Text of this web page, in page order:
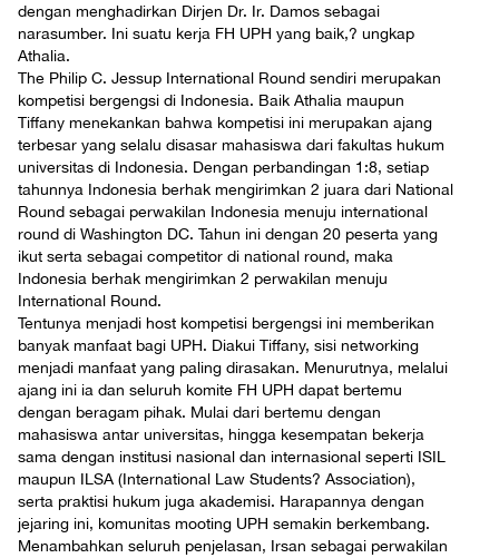
dengan menghadirkan Dirjen Dr. Ir. Damos sebagai
narasumber. Ini suatu kerja FH UPH yang baik,? ungkap
Athalia.
The Philip C. Jessup International Round sendiri merupakan
kompetisi bergengsi di Indonesia. Baik Athalia maupun
Tiffany menekankan bahwa kompetisi ini merupakan ajang
terbesar yang selalu disasar mahasiswa dari fakultas hukum
universitas di Indonesia. Dengan perbandingan 1:8, setiap
tahunnya Indonesia berhak mengirimkan 2 juara dari National
Round sebagai perwakilan Indonesia menuju international
round di Washington DC. Tahun ini dengan 20 peserta yang
ikut serta sebagai competitor di national round, maka
Indonesia berhak mengirimkan 2 perwakilan menuju
International Round.
Tentunya menjadi host kompetisi bergengsi ini memberikan
banyak manfaat bagi UPH. Diakui Tiffany, sisi networking
menjadi manfaat yang paling dirasakan. Menurutnya, melalui
ajang ini ia dan seluruh komite FH UPH dapat bertemu
dengan beragam pihak. Mulai dari bertemu dengan
mahasiswa antar universitas, hingga kesempatan bekerja
sama dengan institusi nasional dan internasional seperti ISIL
maupun ILSA (International Law Students? Association),
serta praktisi hukum juga akademisi. Harapannya dengan
jejaring ini, komunitas mooting UPH semakin berkembang.
Menambahkan seluruh penjelasan, Irsan sebagai perwakilan